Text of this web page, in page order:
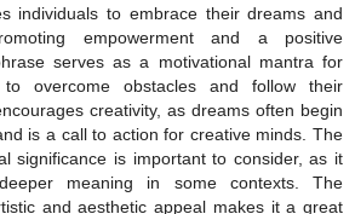
individuals to embrace their dreams and
empowerment and a positive
serves as a motivational mantra for
overcome obstacles and follow their
creativity, as dreams often begin
is a call to action for creative minds. The
significance is important to consider, as it
meaning in some contexts. The
and aesthetic appeal makes it a great